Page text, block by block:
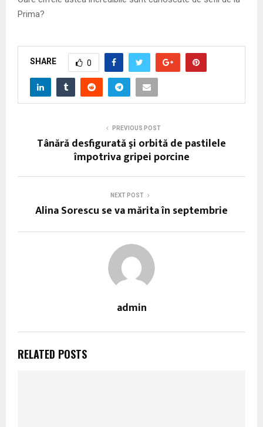
Prima?
SHARE 0
PREVIOUS POST
Tânără desfigurată şi orbită de pastilele
împotriva gripei porcine
NEXT POST
Alina Sorescu se va mărita în septembrie
admin
RELATED POSTS